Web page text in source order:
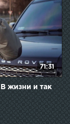
71:31
жизни и так